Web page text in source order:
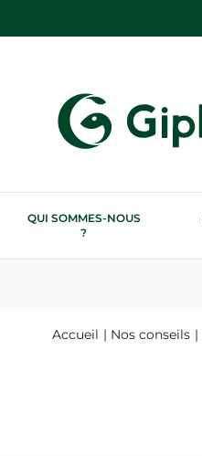
QUI SOMMES-NOUS
?
Accueil Nos conseils